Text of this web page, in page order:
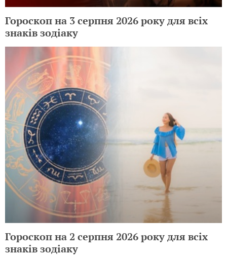
Гороскоп на 3 серпня 2026 року для всіх
знаків зодіаку
Гороскоп на 2 серпня 2026 року для всіх
знаків зодіаку